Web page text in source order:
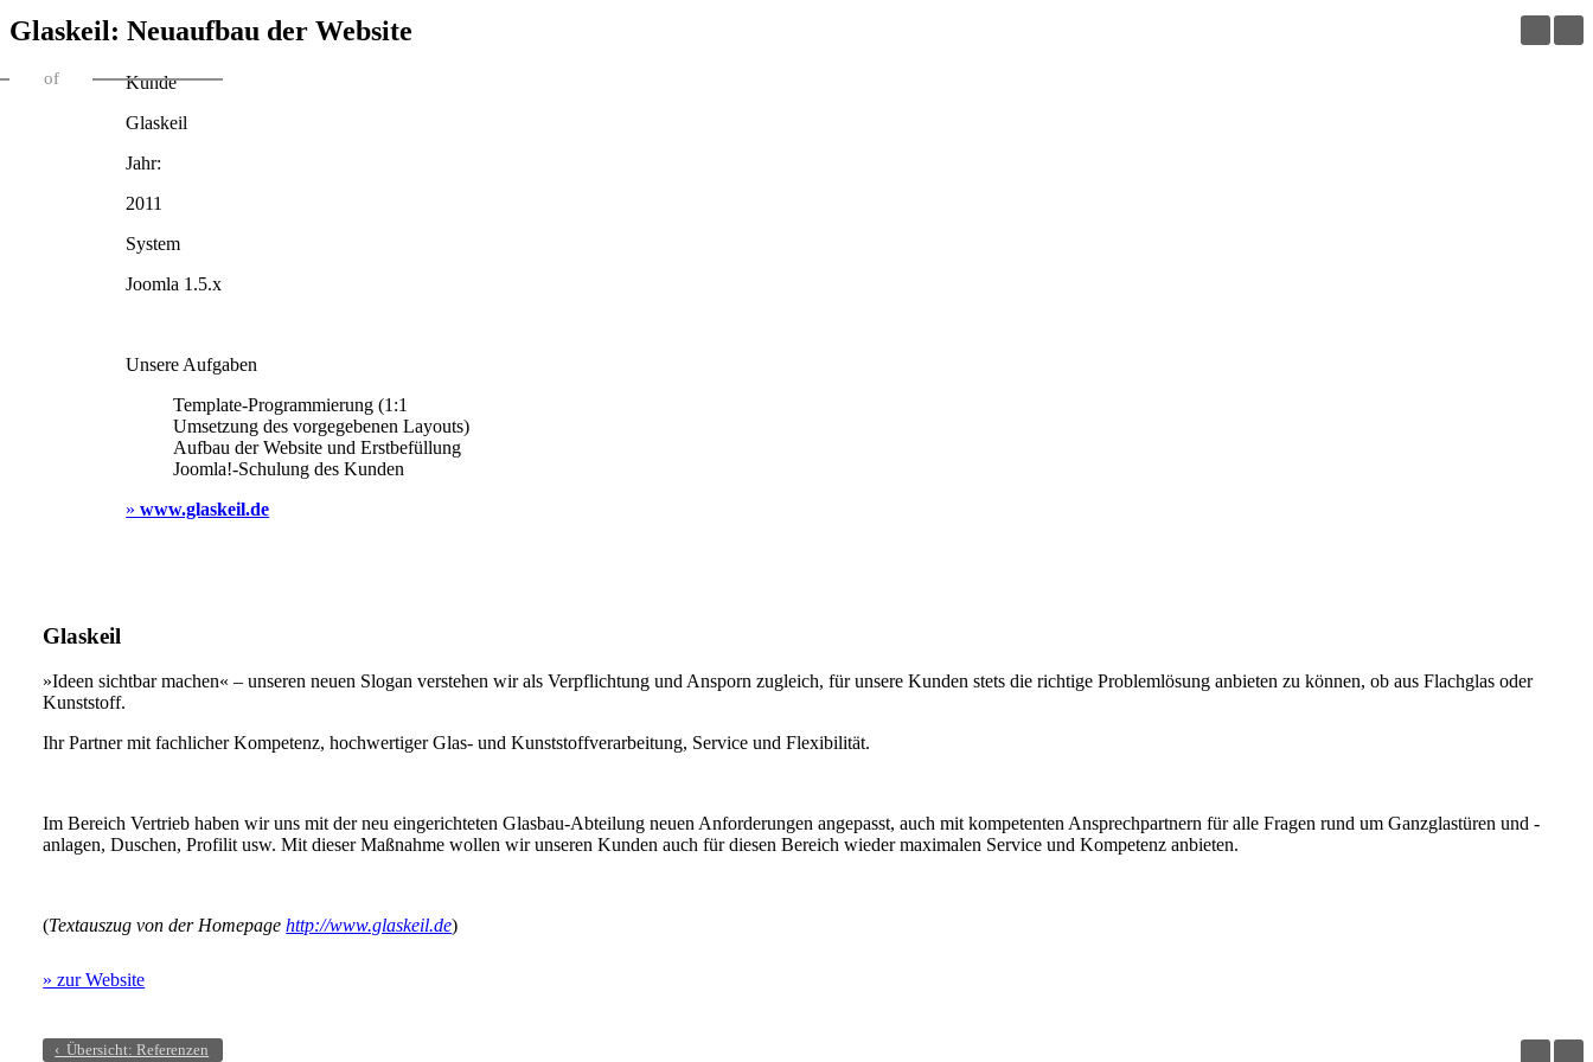
Glaskeil: Neuaufbau der Website
of
Kunde
Glaskeil
Jahr:
2011
System
Joomla 1.5.x
Unsere Aufgaben
Template-Programmierung (1:1
Umsetzung des vorgegebenen Layouts)
Aufbau der Website und Erstbefüllung
Joomla!-Schulung des Kunden
»www.glaskeil.de
Glaskeil
»Ideen sichtbar machen« – unseren neuen Slogan verstehen wir als Verpflichtung und Ansporn zugleich, für unsere Kunden stets die richtige Problemlösung anbieten zu können, ob aus Flachglas oder
Kunststoff.
Ihr Partner mit fachlicher Kompetenz, hochwertiger Glas- und Kunststoffverarbeitung, Service und Flexibilität.
Im Bereich Vertrieb haben wir uns mit der neu eingerichteten Glasbau-Abteilung neuen Anforderungen angepasst, auch mit kompetenten Ansprechpartnern für alle Fragen rund um Ganzglastüren und -
anlagen, Duschen, Profilit usw. Mit dieser Maßnahme wollen wir unseren Kunden auch für diesen Bereich wieder maximalen Service und Kompetenz anbieten.
(Textauszug von der Homepagehttp://www.glaskeil.de)
» zur Website
‹ Übersicht: Referenzen